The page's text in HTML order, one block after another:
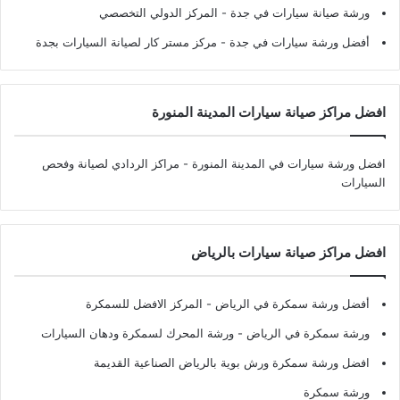
ورشة صيانة سيارات في جدة - المركز الدولي التخصصي
أفضل ورشة سيارات في جدة - مركز مستر كار لصيانة السيارات بجدة
افضل مراكز صيانة سيارات المدينة المنورة
افضل ورشة سيارات في المدينة المنورة - مراكز الردادي لصيانة وفحص
السيارات
افضل مراكز صيانة سيارات بالرياض
أفضل ورشة سمكرة في الرياض - المركز الافضل للسمكرة
ورشة سمكرة في الرياض - ورشة المحرك لسمكرة ودهان السيارات
افضل ورشة سمكرة ورش بوية بالرياض الصناعية القديمة
ورشة سمكرة